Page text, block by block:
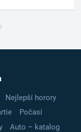
Nejlepší horory
Počasí
Auto – katalog